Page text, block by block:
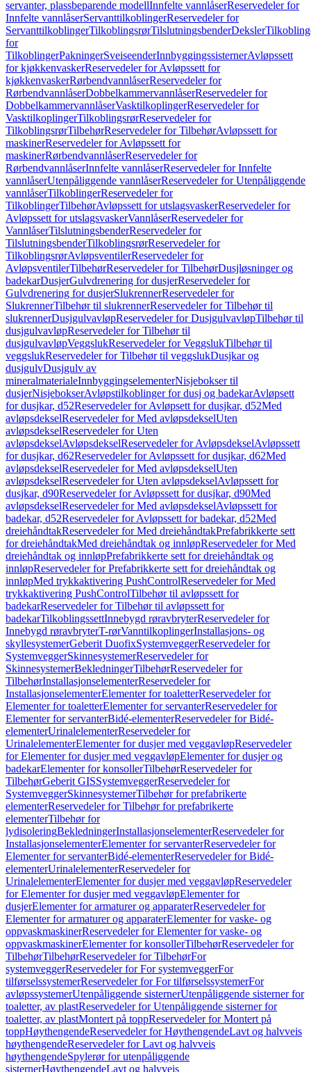
servanter, plassbeparende modellInnfelte vannlåserReservedeler for
Innfelte vannlåserServanttilkoblingerReservedeler for
ServanttilkoblingerTilkoblingsrørTilslutningsbenderDeksler
for
TilkoblingerPakningerSveiseenderInnbyggingssisternerAvløpssett
for kjøkkenvaskerReservedeler for Avløpssett for
kjøkkenvaskerRørbendvannlåserReservedeler for
RørbendvannlåserDobbelkammervannlåserReservedeler for
DobbelkammervannlåserVasktilkoplingerReservedeler for
VasktilkoplingerTilkoblingsrørReservedeler for
TilkoblingsrørTilbehørReservedeler for TilbehørAvløpssett for
maskinerReservedeler for Avløpssett for
maskinerRørbendvannlåserReservedeler for
RørbendvannlåserInnfelte vannlåserReservedeler for Innfelte
vannlåserUtenpåliggende vannlåserReservedeler for Utenpåliggende
vannlåserTilkoblingerReservedeler for
TilkoblingerTilbehørAvløpssett for utslagsvaskerReservedeler for
Avløpssett for utslagsvaskerVannlåserReservedeler for
VannlåserTilslutningsbenderReservedeler for
TilslutningsbenderTilkoblingsrørReservedeler for
TilkoblingsrørAvløpsventilerReservedeler for
AvløpsventilerTilbehørReservedeler for TilbehørDusjløsninger og
badekarDusjerGulvdrenering for dusjerReservedeler for
Gulvdrenering for dusjerSlukrennerReservedeler for
SlukrennerTilbehør til slukrennerReservedeler for Tilbehør til
slukrennerDusjgulvavløpReservedeler for DusjgulvavløpTilbehør til
dusjgulvavløpReservedeler for Tilbehør til
dusjgulvavløpVeggslukReservedeler for VeggslukTilbehør til
veggslukReservedeler for Tilbehør til veggslukDusjkar og
dusjgulvDusjgulv av
mineralmaterialeInnbyggingselementerNisjebokser til
dusjerNisjebokserAvløpstilkoblinger for dusj og badekarAvløpsett
for dusjkar, d52Reservedeler for Avløpsett for dusjkar, d52Med
avløpsdekselReservedeler for Med avløpsdekselUten
avløpsdekselReservedeler for Uten
avløpsdekselAvløpsdekselReservedeler for AvløpsdekselAvløpssett
for dusjkar, d62Reservedeler for Avløpssett for dusjkar, d62Med
avløpsdekselReservedeler for Med avløpsdekselUten
avløpsdekselReservedeler for Uten avløpsdekselAvløpssett for
dusjkar, d90Reservedeler for Avløpssett for dusjkar, d90Med
avløpsdekselReservedeler for Med avløpsdekselAvløpssett for
badekar, d52Reservedeler for Avløpssett for badekar, d52Med
dreiehåndtakReservedeler for Med dreiehåndtakPrefabrikkerte sett
for dreiehåndtakMed dreiehåndtak og innløpReservedeler for Med
dreiehåndtak og innløpPrefabrikkerte sett for dreiehåndtak og
innløpReservedeler for Prefabrikkerte sett for dreiehåndtak og
innløpMed trykkaktivering PushControlReservedeler for Med
trykkaktivering PushControlTilbehør til avløpssett for
badekarReservedeler for Tilbehør til avløpssett for
badekarTilkoblingssettInnebygd røravbryterReservedeler for
Innebygd røravbryterT-rørVanntilkoplingerInstallasjons- og
skyllesystemerGeberit DuofixSystemveggerReservedeler for
SystemveggerSkinnesystemerReservedeler for
SkinnesystemerBekledningerTilbehørReservedeler for
TilbehørInstallasjonselementerReservedeler for
InstallasjonselementerElementer for toaletterReservedeler for
Elementer for toaletterElementer for servanterReservedeler for
Elementer for servanterBidé-elementerReservedeler for Bidé-
elementerUrinalelementerReservedeler for
UrinalelementerElementer for dusjer med veggavløpReservedeler
for Elementer for dusjer med veggavløpElementer for dusjer og
badekarElementer for konsollerTilbehørReservedeler for
TilbehørGeberit GISSystemveggerReservedeler for
SystemveggerSkinnesystemerTilbehør for prefabrikerte
elementerReservedeler for Tilbehør for prefabrikerte
elementerTilbehør for
lydisoleringBekledningerInstallasjonselementerReservedeler for
InstallasjonselementerElementer for servanterReservedeler for
Elementer for servanterBidé-elementerReservedeler for Bidé-
elementerUrinalelementerReservedeler for
UrinalelementerElementer for dusjer med veggavløpReservedeler
for Elementer for dusjer med veggavløpElementer for
dusjerElementer for armaturer og apparaterReservedeler for
Elementer for armaturer og apparaterElementer for vaske- og
oppvaskmaskinerReservedeler for Elementer for vaske- og
oppvaskmaskinerElementer for konsollerTilbehørReservedeler for
TilbehørTilbehørReservedeler for TilbehørFor
systemveggerReservedeler for For systemveggerFor
tilførselssystemerReservedeler for For tilførselssystemerFor
avløpssystemerUtenpåliggende sisternerUtenpåliggende sisterner for
toaletter, av plastReservedeler for Utenpåliggende sisterner for
toaletter, av plastMontert på toppReservedeler for Montert på
toppHøythengendeReservedeler for HøythengendeLavt og halvveis
høythengendeReservedeler for Lavt og halvveis
høythengendeSpylerør for utenpåliggende
sisternerHøythengendeLavt og halvveis